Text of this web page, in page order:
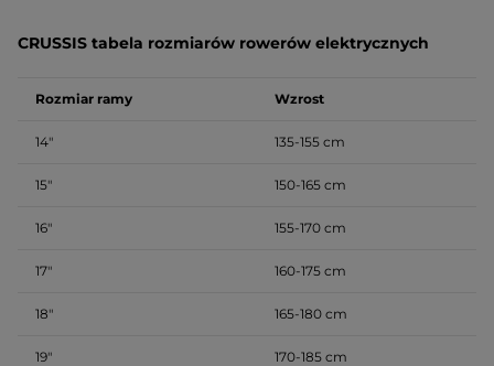
CRUSSIS tabela rozmiarów rowerów elektrycznych
Rozmiar ramy Wzrost
14″ 135-155 cm
15″ 150-165 cm
16″ 155-170 cm
17″ 160-175 cm
18″ 165-180 cm
19″ 170-185 cm